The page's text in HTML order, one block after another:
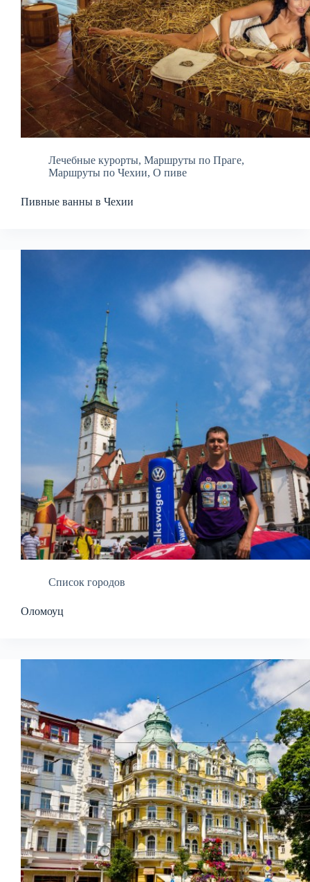
Лечебные курорты, Маршруты по Праге,
Маршруты по Чехии, О пиве
Пивные ванны в Чехии
Список городов
Оломоуц